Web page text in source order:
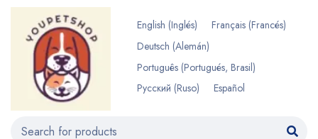
English (Inglés) Français (Francés)
Deutsch (Alemán)
Português (Portugués, Brasil)
Русский (Ruso) Español